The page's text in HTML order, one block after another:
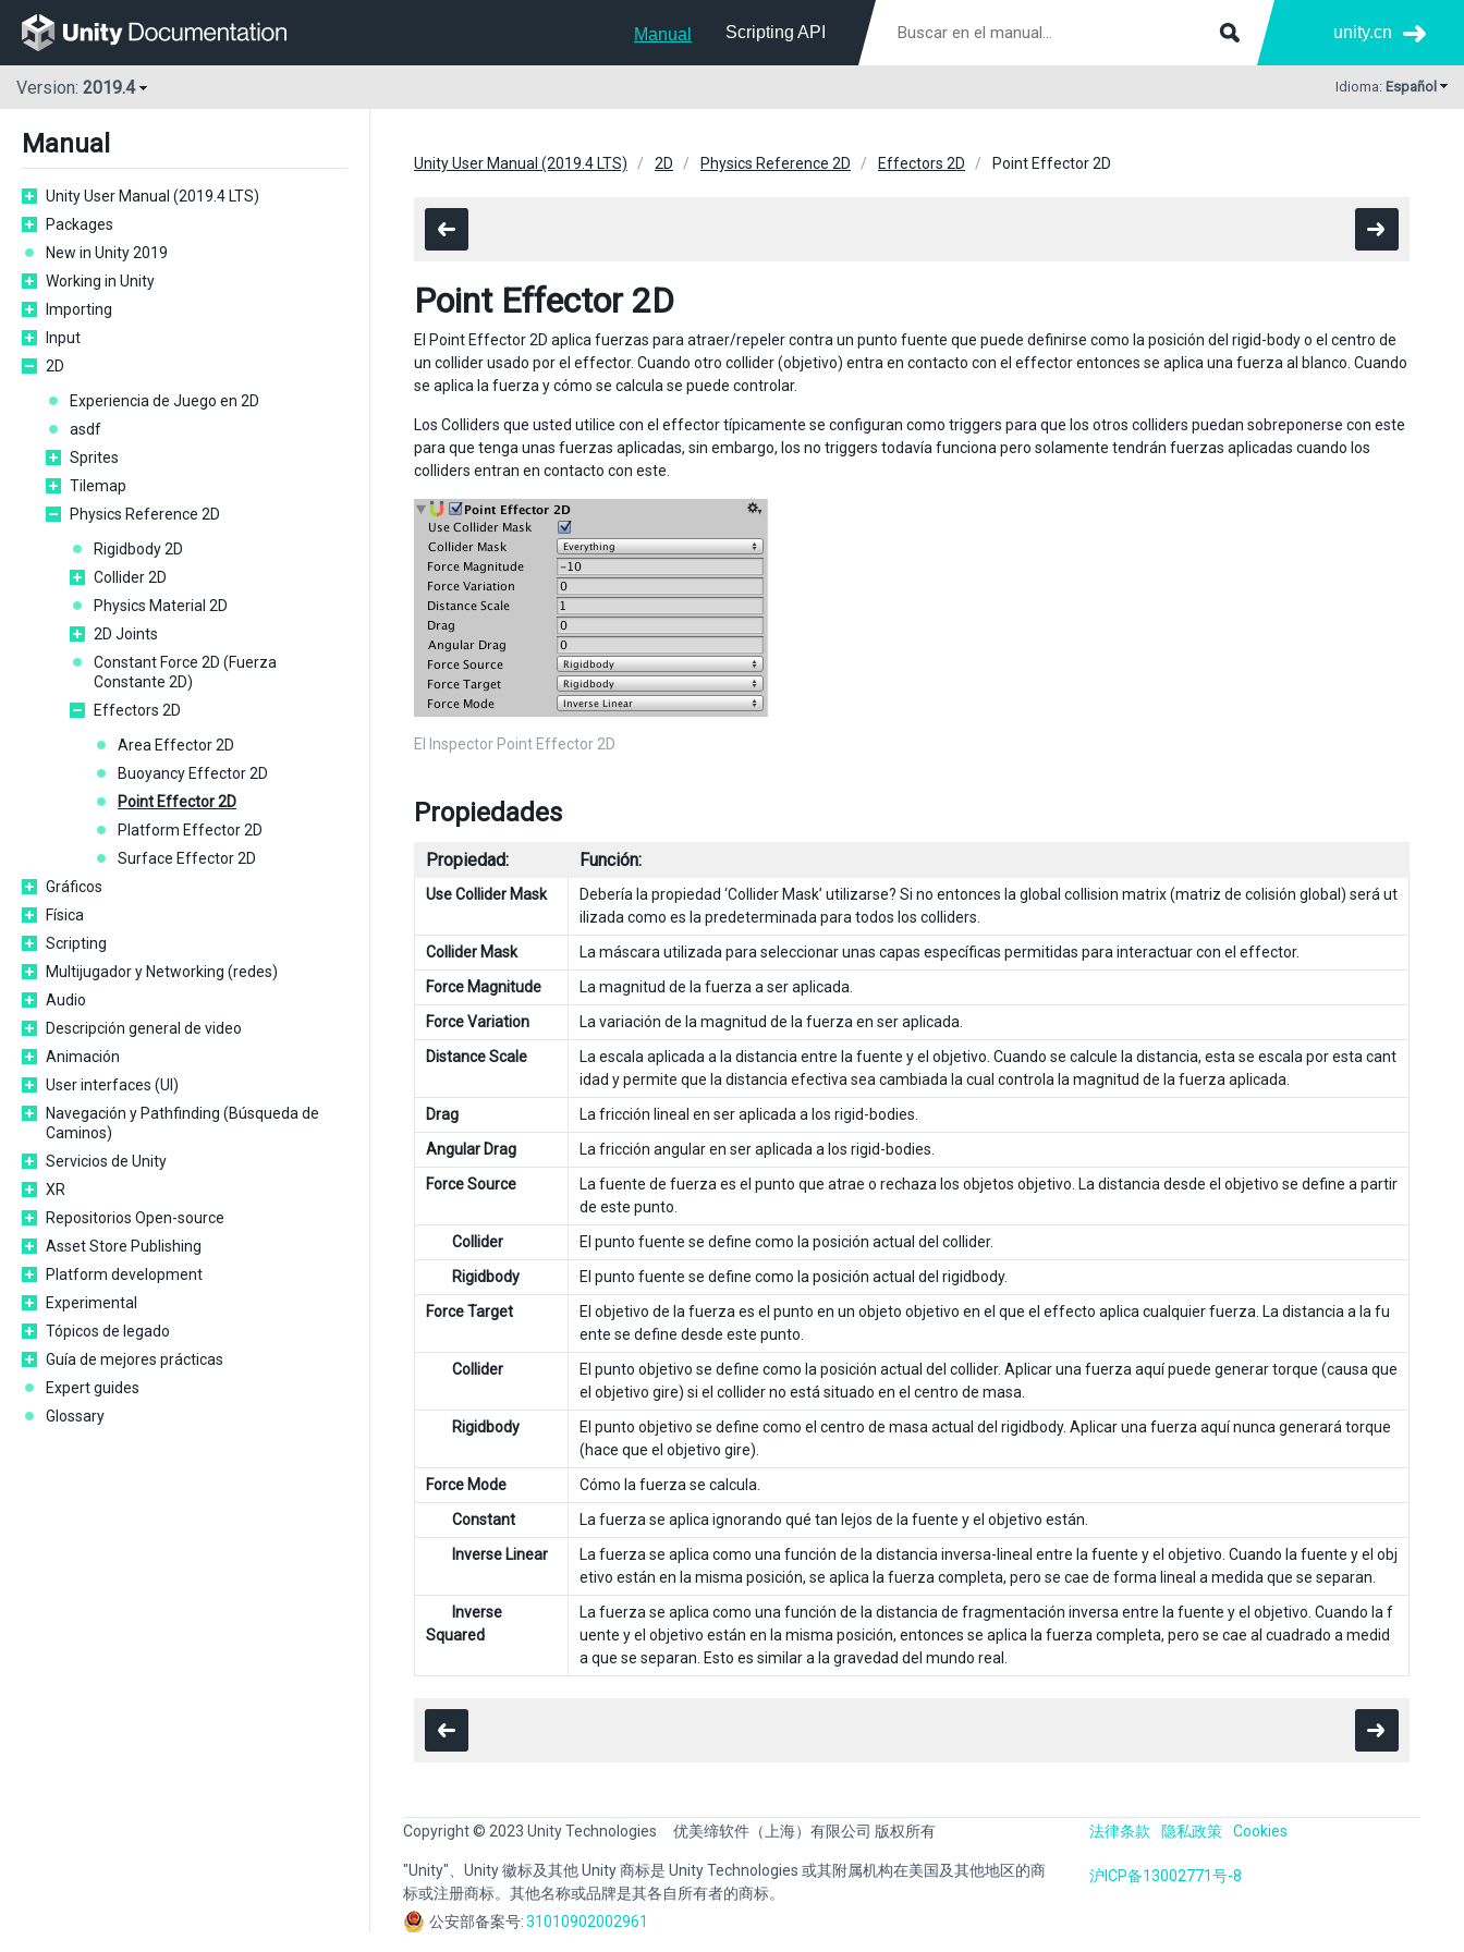
Manual Scripting API unity.cn
Version: 2019.4 Idioma: Español
Manual
Unity User Manual (2019.4 LTS)
Packages
New in Unity 2019
Working in Unity
Importing
Input
2D
Experiencia de Juego en 2D
asdf
Sprites
Tilemap
Physics Reference 2D
Rigidbody 2D
Collider 2D
Physics Material 2D
2D Joints
Constant Force 2D (Fuerza
Constante 2D)
Effectors 2D
Area Effector 2D
Buoyancy Effector 2D
Point Effector 2D
Platform Effector 2D
Surface Effector 2D
Gráficos
Física
Scripting
Multijugador y Networking (redes)
Audio
Descripción general de video
Animación
User interfaces (UI)
Navegación y Pathfinding (Búsqueda de
Caminos)
Servicios de Unity
XR
Repositorios Open-source
Asset Store Publishing
Platform development
Experimental
Tópicos de legado
Guía de mejores prácticas
Expert guides
Glossary
Unity User Manual (2019.4 LTS) 2D Physics Reference 2D Effectors 2D Point Effector 2D
Point Effector 2D
El Point Effector 2D aplica fuerzas para atraer/repeler contra un punto fuente que puede definirse como la posición del rigid-body o el centro de
un collider usado por el effector. Cuando otro collider (objetivo) entra en contacto con el effector entonces se aplica una fuerza al blanco. Cuando
se aplica la fuerza y cómo se calcula se puede controlar.
Los Colliders que usted utilice con el effector típicamente se configuran como triggers para que los otros colliders puedan sobreponerse con este
para que tenga unas fuerzas aplicadas, sin embargo, los no triggers todavía funciona pero solamente tendrán fuerzas aplicadas cuando los
colliders entran en contacto con este.
El Inspector Point Effector 2D
Propiedades
Propiedad: Función:
Use Collider Mask
Debería la propiedad ‘Collider Mask’ utilizarse? Si no entonces la global collision matrix (matriz de colisión global) será ut
ilizada como es la predeterminada para todos los colliders.
Collider Mask
La máscara utilizada para seleccionar unas capas específicas permitidas para interactuar con el effector.
Force Magnitude
La magnitud de la fuerza a ser aplicada.
Force Variation
La variación de la magnitud de la fuerza en ser aplicada.
Distance Scale
La escala aplicada a la distancia entre la fuente y el objetivo. Cuando se calcule la distancia, esta se escala por esta cant
idad y permite que la distancia efectiva sea cambiada la cual controla la magnitud de la fuerza aplicada.
Drag
La fricción lineal en ser aplicada a los rigid-bodies.
Angular Drag
La fricción angular en ser aplicada a los rigid-bodies.
Force Source
La fuente de fuerza es el punto que atrae o rechaza los objetos objetivo. La distancia desde el objetivo se define a partir
de este punto.
Collider
El punto fuente se define como la posición actual del collider.
Rigidbody
El punto fuente se define como la posición actual del rigidbody.
Force Target
El objetivo de la fuerza es el punto en un objeto objetivo en el que el effecto aplica cualquier fuerza. La distancia a la fu
ente se define desde este punto.
Collider
El punto objetivo se define como la posición actual del collider. Aplicar una fuerza aquí puede generar torque (causa que
el objetivo gire) si el collider no está situado en el centro de masa.
Rigidbody
El punto objetivo se define como el centro de masa actual del rigidbody. Aplicar una fuerza aquí nunca generará torque
(hace que el objetivo gire).
Force Mode
Cómo la fuerza se calcula.
Constant
La fuerza se aplica ignorando qué tan lejos de la fuente y el objetivo están.
Inverse Linear
La fuerza se aplica como una función de la distancia inversa-lineal entre la fuente y el objetivo. Cuando la fuente y el obj
etivo están en la misma posición, se aplica la fuerza completa, pero se cae de forma lineal a medida que se separan.
Inverse
Squared
La fuerza se aplica como una función de la distancia de fragmentación inversa entre la fuente y el objetivo. Cuando la f
uente y el objetivo están en la misma posición, entonces se aplica la fuerza completa, pero se cae al cuadrado a medid
a que se separan. Esto es similar a la gravedad del mundo real.
Copyright © 2023 Unity Technologies 优美缔软件（上海）有限公司 版权所有
"Unity"、Unity 徽标及其他 Unity 商标是 Unity Technologies 或其附属机构在美国及其他地区的商
标或注册商标。其他名称或品牌是其各自所有者的商标。
公安部备案号:31010902002961
法律条款 隐私政策 Cookies
沪ICP备13002771号-8